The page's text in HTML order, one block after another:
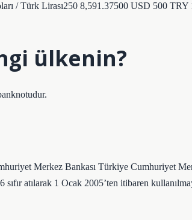
/ Türk Lirası250 8,591.37500 USD 500 TRY
ülkenin?
Merkez Bankası Türkiye Cumhuriyet
atılarak 1 Ocak 2005’ten itibaren